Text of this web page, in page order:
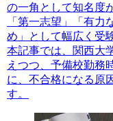
の一角として知名度
「第一志望」「有力
め」として幅広く受
本記事では、関西大
えつつ、予備校勤務
に、不合格になる原
す。